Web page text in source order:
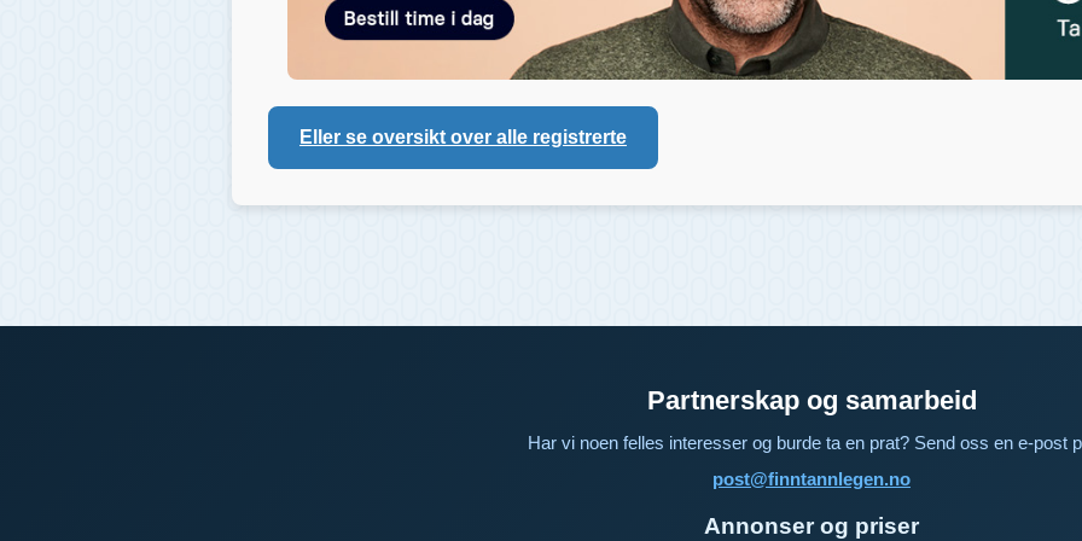
Eller se oversikt over alle registrerte
Partnerskap og samarbeid
Har vi noen felles interesser og burde ta en prat? Send oss en e-post
post@finntannlegen.no
Annonser og priser